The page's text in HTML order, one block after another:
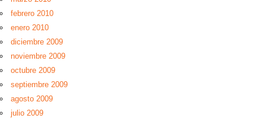
febrero 2010
enero 2010
diciembre 2009
noviembre 2009
octubre 2009
septiembre 2009
agosto 2009
julio 2009